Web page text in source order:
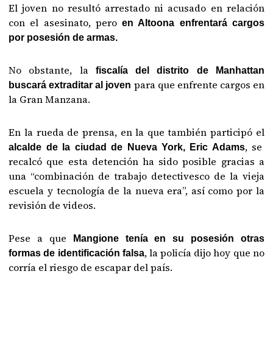
El joven no resultó arrestado ni acusado en relación
con el asesinato, peroen Altoona enfrentará cargos
por posesión de armas.
No obstante, la
fiscalía del distrito de Manhattan
buscará extraditar al joven para que enfrente cargos en
la Gran Manzana.
En la rueda de prensa, en la que también participó el
alcalde de la ciudad de Nueva York, Eric Adams, se
recalcó que esta detención ha sido posible gracias a
una “combinación de trabajo detectivesco de la vieja
escuela y tecnología de la nueva era”, así como por la
revisión de videos.
Pese a que
Mangione tenía en su posesión otras
formas de identificación falsa, la policía dijo hoy que no
corría el riesgo de escapar del país.